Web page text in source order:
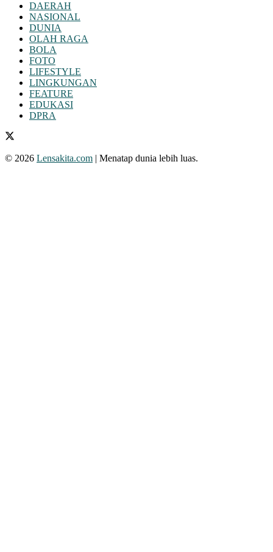
DAERAH
NASIONAL
DUNIA
OLAH RAGA
BOLA
FOTO
LIFESTYLE
LINGKUNGAN
FEATURE
EDUKASI
DPRA
© 2026 Lensakita.com | Menatap dunia lebih luas.